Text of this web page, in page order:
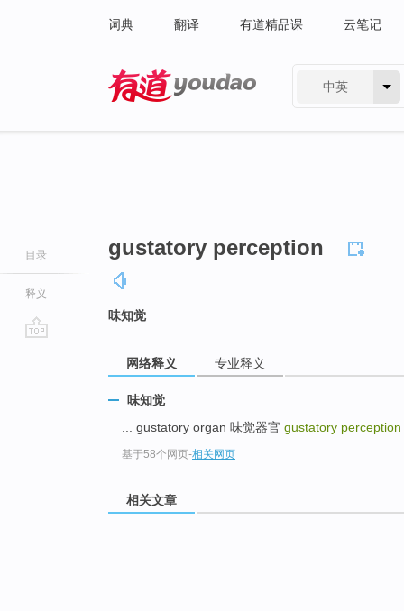
词典 翻译 有道精品课 云笔记
中英
目录
释义
gustatory perception
味知觉
网络释义 专业释义
味知觉
... gustatory organ 味觉器官 gustatory perception
基于58个网页-相关网页
相关文章